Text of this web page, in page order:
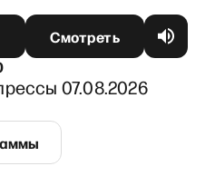
Смотреть
07.08.2026